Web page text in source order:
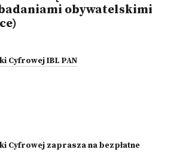
obywatelskimi
Cyfrowej IBL PAN
Cyfrowej zaprasza na bezpłatne